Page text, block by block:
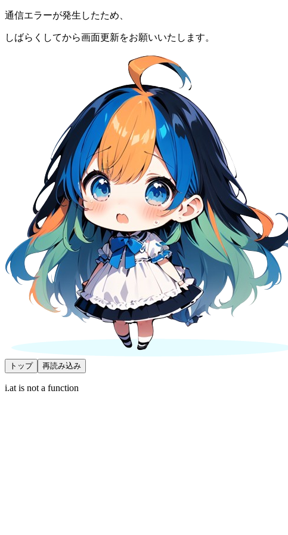
通信エラーが発生したため、
しばらくしてから画面更新をお願いいたします。
トップ 再読み込み
i.at is not a function